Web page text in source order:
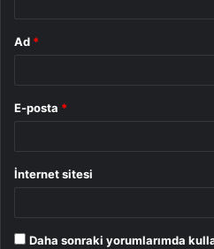
Ad *
E-posta *
İnternet sitesi
Daha sonraki yorumlarımda